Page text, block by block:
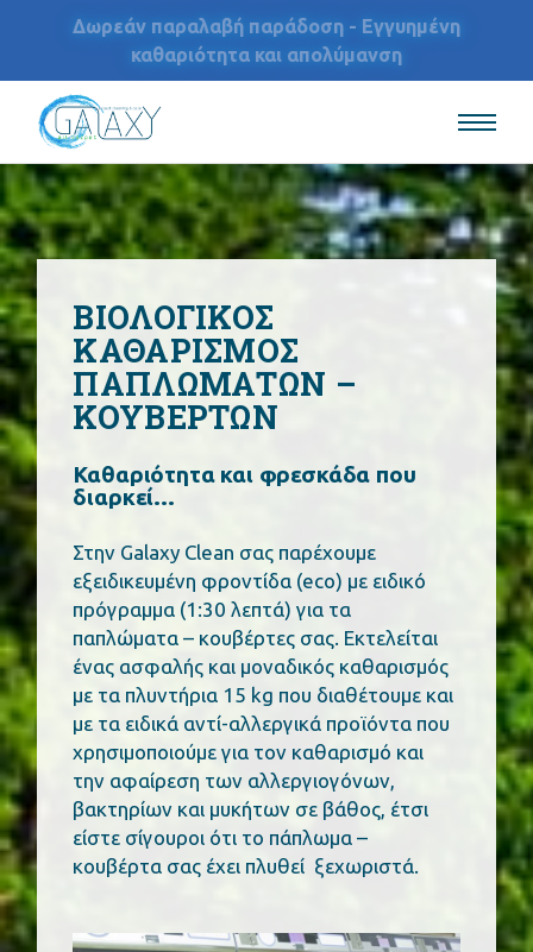
Δωρεάν παραλαβή παράδοση - Εγγυημένη
καθαριότητα και απολύμανση
ΒΙΟΛΟΓΙΚΟΣ
ΚΑΘΑΡΙΣΜΟΣ
ΠΑΠΛΩΜΑΤΩΝ –
ΚΟΥΒΕΡΤΩΝ
Καθαριότητα και φρεσκάδα που
διαρκεί…
Στην Galaxy Clean σας παρέχουμε
εξειδικευμένη φροντίδα (eco) με ειδικό
πρόγραμμα (1:30 λεπτά) για τα
παπλώματα – κουβέρτες σας. Εκτελείται
ένας ασφαλής και μοναδικός καθαρισμός
με τα πλυντήρια 15 kg που διαθέτουμε και
με τα ειδικά αντί-αλλεργικά προϊόντα που
χρησιμοποιούμε για τον καθαρισμό και
την αφαίρεση των αλλεργιογόνων,
βακτηρίων και μυκήτων σε βάθος, έτσι
είστε σίγουροι ότι το πάπλωμα –
κουβέρτα σας έχει πλυθεί ξεχωριστά.